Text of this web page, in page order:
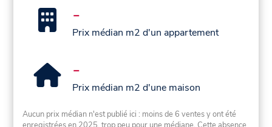
-
Prix médian m2 d'un appartement
-
Prix médian m2 d'une maison
Aucun prix médian n'est publié ici : moins de 6 ventes y ont été